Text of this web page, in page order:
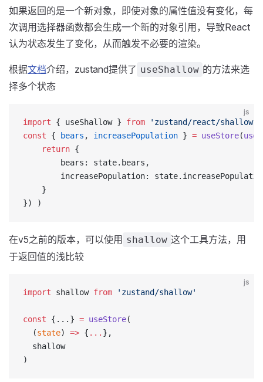
如果返回的是一个新对象，即使对象的属性值没有变化，每
次调用选择器函数都会生成一个新的对象引用，导致React
认为状态发生了变化，从而触发不必要的渲染。
根据文档介绍，zustand提供了 useShallow 的方法来选
择多个状态
js
import { useShallow } from 'zustand/react/shallow'
const { bears , increasePopulation } = useStore(
    return
{
        bears: state.bears,
increasePopulation:
    }
}) )
在v5之前的版本，可以使用 shallow 这个工具方法，用
于返回值的浅比较
js
import shallow from 'zustand/shallow'
const {...} = useStore(
  (
state) => { ... },
  shallow
)